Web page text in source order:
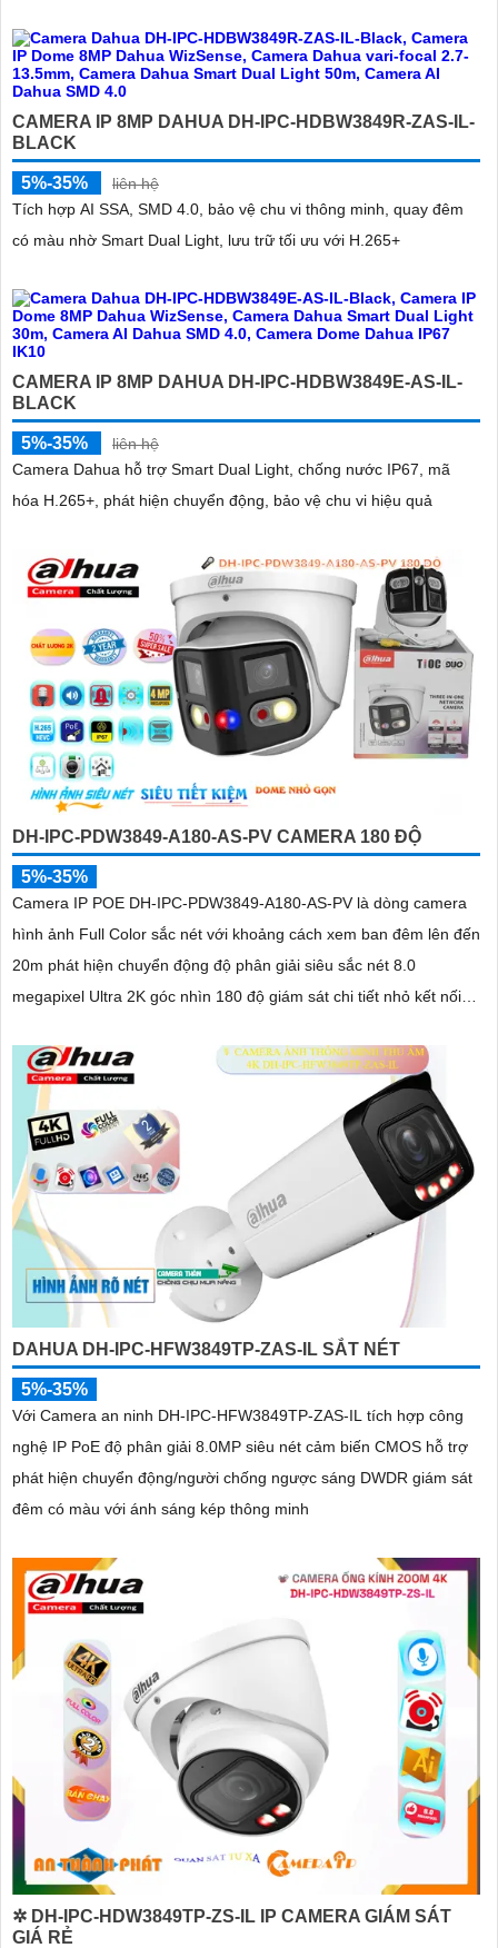
CAMERA IP 8MP DAHUA DH-IPC-HDBW3849R-ZAS-IL-
BLACK
5%-35%
liên hệ
Tích hợp AI SSA, SMD 4.0, bảo vệ chu vi thông minh, quay đêm
có màu nhờ Smart Dual Light, lưu trữ tối ưu với H.265+
CAMERA IP 8MP DAHUA DH-IPC-HDBW3849E-AS-IL-
BLACK
5%-35%
liên hệ
Camera Dahua hỗ trợ Smart Dual Light, chống nước IP67, mã
hóa H.265+, phát hiện chuyển động, bảo vệ chu vi hiệu quả
DH-IPC-PDW3849-A180-AS-PV CAMERA 180 ĐỘ
5%-35%
Camera IP POE DH-IPC-PDW3849-A180-AS-PV là dòng camera
hình ảnh Full Color sắc nét với khoảng cách xem ban đêm lên đến
20m phát hiện chuyển động độ phân giải siêu sắc nét 8.0
megapixel Ultra 2K góc nhìn 180 độ giám sát chi tiết nhỏ kết nối
DAHUA DH-IPC-HFW3849TP-ZAS-IL SẮT NÉT
5%-35%
Với Camera an ninh DH-IPC-HFW3849TP-ZAS-IL tích hợp công
nghệ IP PoE độ phân giải 8.0MP siêu nét cảm biến CMOS hỗ trợ
phát hiện chuyển động/người chống ngược sáng DWDR giám sát
đêm có màu với ánh sáng kép thông minh
✲ DH-IPC-HDW3849TP-ZS-IL IP CAMERA GIÁM SÁT
GIÁ RẺ